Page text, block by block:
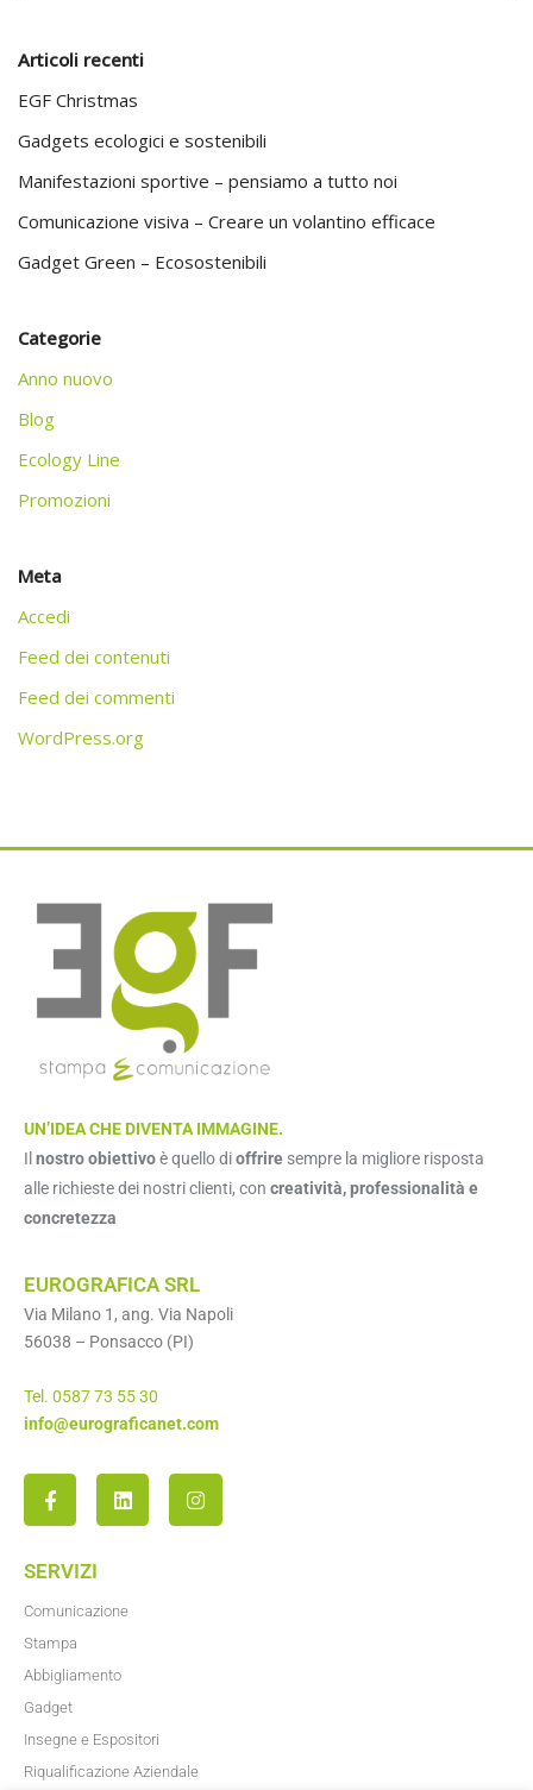
Articoli recenti
EGF Christmas
Gadgets ecologici e sostenibili
Manifestazioni sportive – pensiamo a tutto noi
Comunicazione visiva – Creare un volantino efficace
Gadget Green – Ecosostenibili
Categorie
Anno nuovo
Blog
Ecology Line
Promozioni
Meta
Accedi
Feed dei contenuti
Feed dei commenti
WordPress.org
UN’IDEA CHE DIVENTA IMMAGINE.
Il nostro obiettivoè quello dioffrire sempre la migliore risposta
alle richieste dei nostri clienti, con creatività, professionalità e
concretezza
EUROGRAFICA SRL
Via Milano 1, ang. Via Napoli
56038 – Ponsacco (PI)
Tel. 0587 73 55 30
info@eurograficanet.com
SERVIZI
Comunicazione
Stampa
Abbigliamento
Gadget
Insegne e Espositori
Riqualificazione Aziendale